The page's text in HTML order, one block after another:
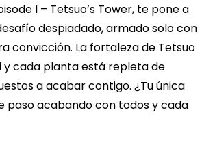
I – Tetsuo’s Tower, te pone a
despiadado, armado solo con
convicción. La fortaleza de Tetsuo
y cada planta está repleta de
a acabar contigo. ¿Tu única
paso acabando con todos y cada